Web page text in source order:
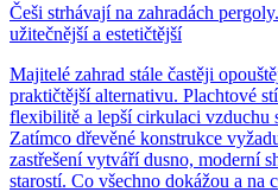
Češi strhávají na zahradách
užitečnější a estetičtější
Majitelé zahrad stále častěji
praktičtější alternativu. Plachtové
flexibilitě a lepší cirkulaci vzduchu
Zatímco dřevěné konstrukce
zastřešení vytváří dusno, moderní
starostí. Co všechno dokážou a na